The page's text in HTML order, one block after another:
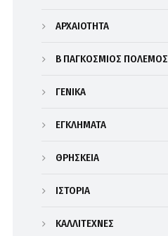
ΑΡΧΑΙΟΤΗΤΑ
Β΄ ΠΑΓΚΟΣΜΙΟΣ ΠΟΛΕΜΟΣ
ΓΕΝΙΚΑ
ΕΓΚΛΗΜΑΤΑ
ΘΡΗΣΚΕΙΑ
ΙΣΤΟΡΙΑ
ΚΑΛΛΙΤΕΧΝΕΣ